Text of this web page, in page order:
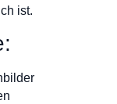
ist.